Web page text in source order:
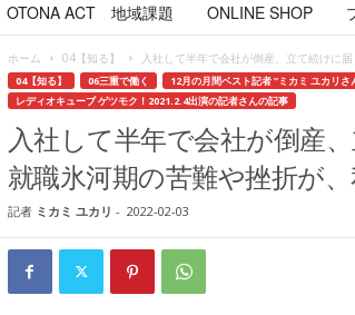
OTONA ACT 地域課題
ONLINE SHOP
ホーム 04【知る】 入社して半年で会社が倒産、立て続けに
04【知る】 06三重で働く 12月の月間ベスト記者 ”ミカミ ユカリさ
レディオキューブ ゲツモク！2021.2.4出演の記者さんの記事
入社して半年で会社が倒産
就職氷河期の苦難や挫折が
記者 ミカミ ユカリ - 2022-02-03